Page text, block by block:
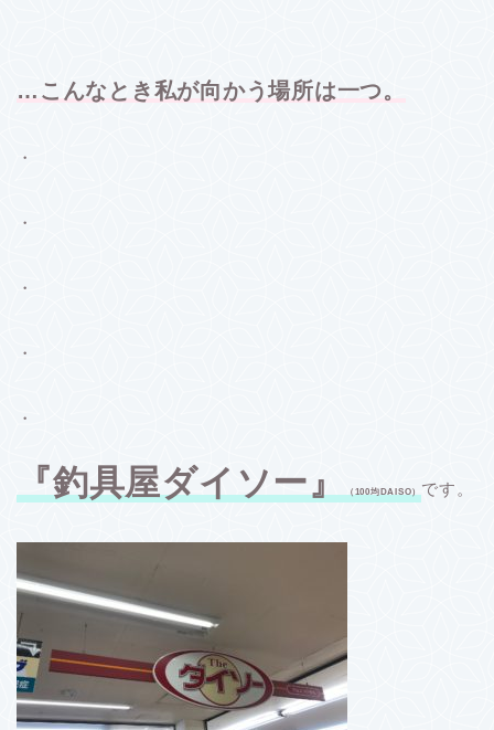
…こんなとき私が向かう場所は一つ。
・
・
・
・
・
『釣具屋ダイソー』 （100均DAISO） です。